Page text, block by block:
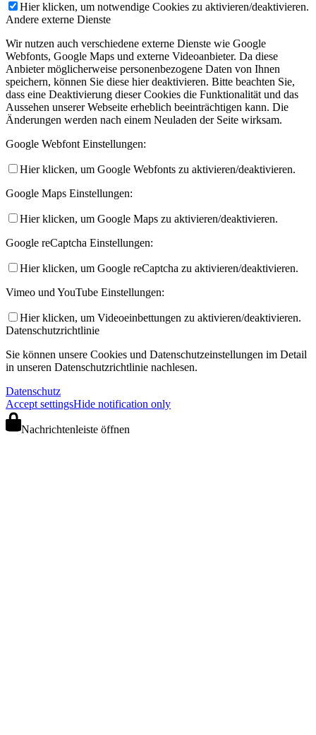
Hier klicken, um notwendige Cookies zu aktivieren/deaktivieren.
Andere externe Dienste
Wir nutzen auch verschiedene externe Dienste wie Google
Webfonts, Google Maps und externe Videoanbieter. Da diese
Anbieter möglicherweise personenbezogene Daten von Ihnen
speichern, können Sie diese hier deaktivieren. Bitte beachten Sie,
dass eine Deaktivierung dieser Cookies die Funktionalität und das
Aussehen unserer Webseite erheblich beeinträchtigen kann. Die
Änderungen werden nach einem Neuladen der Seite wirksam.
Google Webfont Einstellungen:
Hier klicken, um Google Webfonts zu aktivieren/deaktivieren.
Google Maps Einstellungen:
Hier klicken, um Google Maps zu aktivieren/deaktivieren.
Google reCaptcha Einstellungen:
Hier klicken, um Google reCaptcha zu aktivieren/deaktivieren.
Vimeo und YouTube Einstellungen:
Hier klicken, um Videoeinbettungen zu aktivieren/deaktivieren.
Datenschutzrichtlinie
Sie können unsere Cookies und Datenschutzeinstellungen im Detail
in unseren Datenschutzrichtlinie nachlesen.
Datenschutz
Accept settingsHide notification only
Nachrichtenleiste öffnen